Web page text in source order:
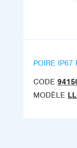
POIRE IP67
CODE
MODÈLE